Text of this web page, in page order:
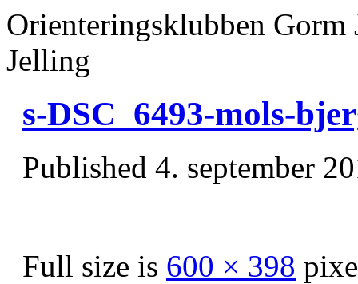
Orienteringsklubben
Jelling
s-DSC_6493-mols-
Published 4. september
Full size is 600 × 398